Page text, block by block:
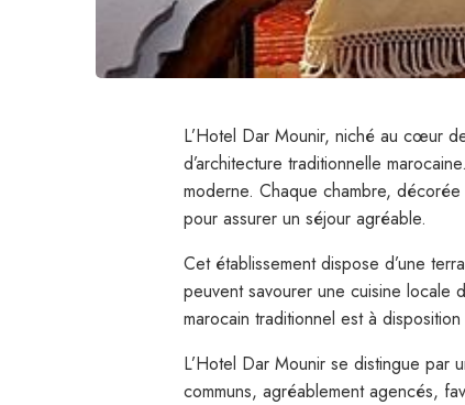
L’Hotel Dar Mounir, niché au cœur
d’architecture traditionnelle
moderne. Chaque chambre,
pour assurer un séjour agréable.
Cet établissement dispose d’une
peuvent savourer une cuisine locale
marocain traditionnel est à
L’Hotel Dar Mounir se distingue par
communs, agréablement agencés,